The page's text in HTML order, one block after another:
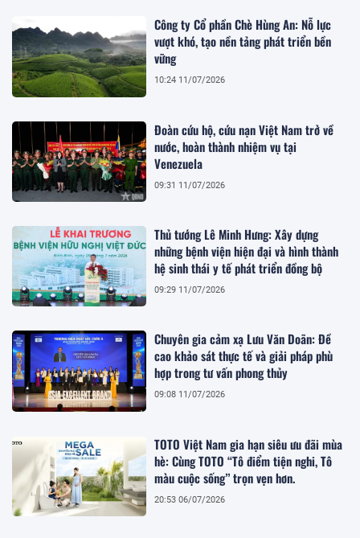
Công ty Cổ phần Chè Hùng An: Nỗ lực
vượt khó, tạo nền tảng phát triển bền
vững
10:24 11/07/2026
Đoàn cứu hộ, cứu nạn Việt Nam trở về
nước, hoàn thành nhiệm vụ tại
Venezuela
09:31 11/07/2026
Thủ tướng Lê Minh Hưng: Xây dựng
những bệnh viện hiện đại và hình thành
hệ sinh thái y tế phát triển đồng bộ
09:29 11/07/2026
Chuyên gia cảm xạ Lưu Văn Doãn: Đề
cao khảo sát thực tế và giải pháp phù
hợp trong tư vấn phong thủy
09:08 11/07/2026
TOTO Việt Nam gia hạn siêu ưu đãi mùa
hè: Cùng TOTO “Tô điểm tiện nghi, Tô
màu cuộc sống” trọn vẹn hơn.
20:53 06/07/2026